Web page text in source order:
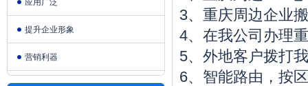
应用广泛
提升企业形象
营销利器
3、重庆周边企业
4、在我公司办理
5、外地客户拨打
6、智能路由，按